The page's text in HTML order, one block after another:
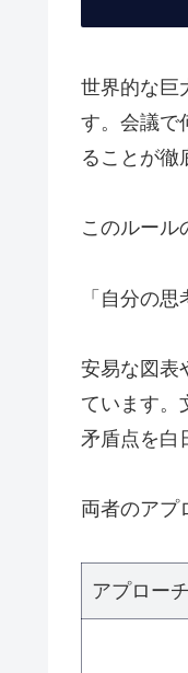
世界的な巨
す。会議で
ることが徹
このルール
「自分の
安易な図表
ています。
矛盾点を白
両者のアプ
アプローチ